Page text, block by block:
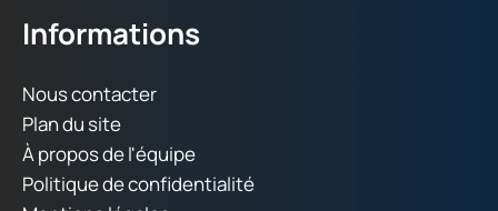
Informations
Nous contacter
Plan du site
À propos de l'équipe
Politique de confidentialité